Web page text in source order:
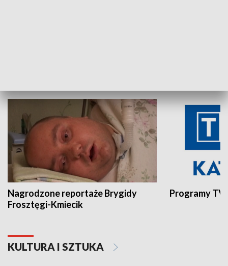
Nagrodzone reportaże Brygidy
Frosztęgi-Kmiecik
Programy
KULTURA I SZTUKA